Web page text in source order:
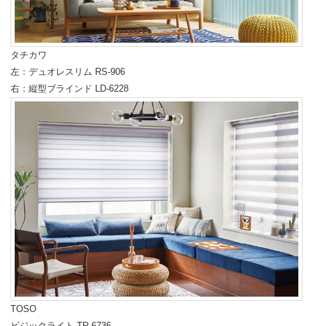
タチカワ
左：デュオレスリム RS-906
右：縦型ブラインド LD-6228
TOSO